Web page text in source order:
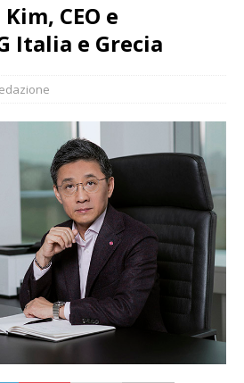
CEO e
Italia e Grecia